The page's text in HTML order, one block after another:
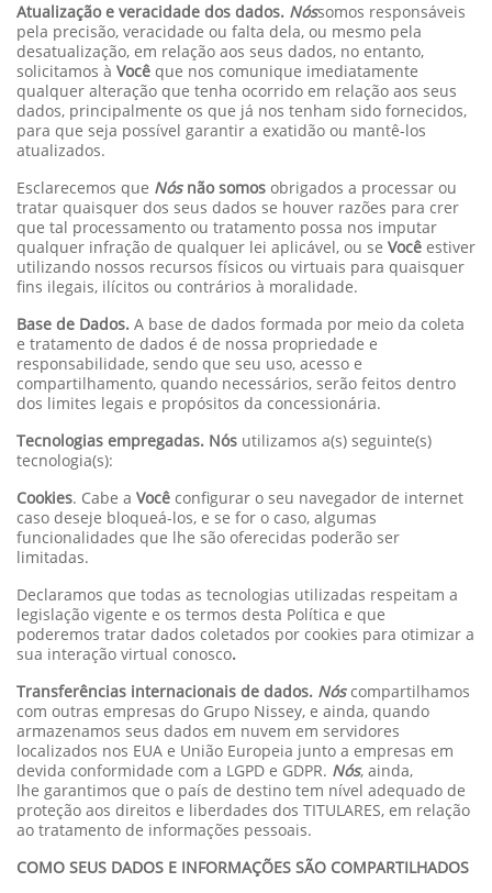
Atualização e veracidade dos dados. Nóssomos responsáveis
pela precisão, veracidade ou falta dela, ou mesmo pela
desatualização, em relação aos seus dados, no entanto,
solicitamos à Você que nos comunique imediatamente
qualquer alteração que tenha ocorrido em relação aos seus
dados, principalmente os que já nos tenham sido fornecidos,
para que seja possível garantir a exatidão ou mantê-los
atualizados.
Esclarecemos que Nósnão somos obrigados a processar ou
tratar quaisquer dos seus dados se houver razões para crer
que tal processamento ou tratamento possa nos imputar
qualquer infração de qualquer lei aplicável, ou se Você estiver
utilizando nossos recursos físicos ou virtuais para quaisquer
fins ilegais, ilícitos ou contrários à moralidade.
Base de Dados. A base de dados formada por meio da coleta
e tratamento de dados é de nossa propriedade e
responsabilidade, sendo que seu uso, acesso e
compartilhamento, quando necessários, serão feitos dentro
dos limites legais e propósitos da concessionária.
Tecnologias empregadas. Nós utilizamos a(s) seguinte(s)
tecnologia(s):
Cookies. Cabe a Você configurar o seu navegador de internet
caso deseje bloqueá-los, e se for o caso, algumas
funcionalidades que lhe são oferecidas poderão ser
limitadas.
Declaramos que todas as tecnologias utilizadas respeitam a
legislação vigente e os termos desta Política e que
poderemos tratar dados coletados por cookies para otimizar a
sua interação virtual conosco.
Transferências internacionais de dados. Nóscompartilhamos
com outras empresas do Grupo Nissey, e ainda, quando
armazenamos seus dados em nuvem em servidores
localizados nos EUA e União Europeia junto a empresas em
devida conformidade com a LGPD e GDPR. Nós, ainda,
lhe garantimos que o país de destino tem nível adequado de
proteção aos direitos e liberdades dos TITULARES, em relação
ao tratamento de informações pessoais.
COMO SEUS DADOS E INFORMAÇÕES SÃO COMPARTILHADOS